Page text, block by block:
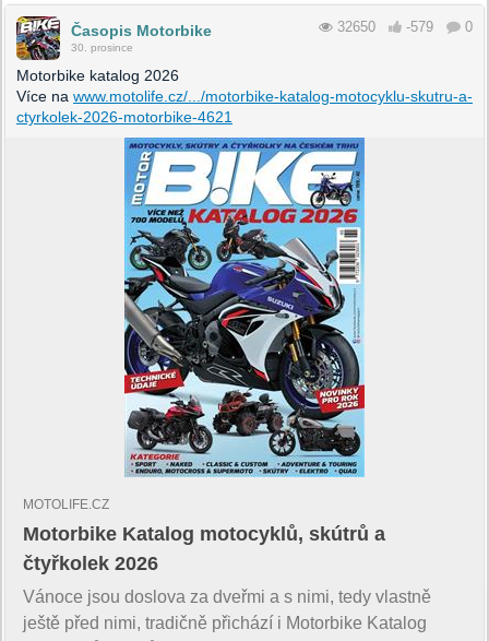
Časopis Motorbike
30. prosince
32650 -579 0
Motorbike katalog 2026
Více na www.motolife.cz/.../motorbike-katalog-motocyklu-skutru-a-
ctyrkolek-2026-motorbike-4621
MOTOLIFE.CZ
Motorbike Katalog motocyklů, skútrů a
čtyřkolek 2026
Vánoce jsou doslova za dveřmi a s nimi, tedy vlastně
ještě před nimi, tradičně přichází i Motorbike Katalog